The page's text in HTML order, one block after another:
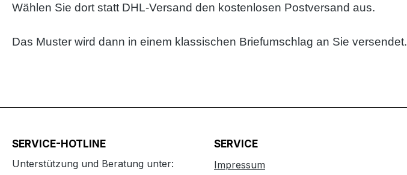
Wählen Sie dort statt DHL-Versand den kostenlosen Postversand aus.
Das Muster wird dann in einem klassischen Briefumschlag an Sie versendet.
SERVICE-HOTLINE
Unterstützung und Beratung unter:
SERVICE
Impressum